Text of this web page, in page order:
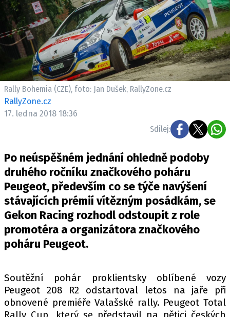
TECHNIKA
EKONOMIKA
ČESKÝ TRH
TUNING
PROFI
ELEKTRO
TESTY ELEKTROMOBILŮ
RALLY
OSTATNÍ
TISKOVKY
ROZHOVORY
MOTORSPORT
PIT LANE
Rally Bohemia (CZE), foto: Jan Dušek, RallyZone.cz
RallyZone.cz
17. ledna 2018 18:36
Sdílej:
Po neúspěšném jednání ohledně podoby
druhého ročníku značkového poháru
Peugeot, především co se týče navýšení
stávajících prémií vítězným posádkám, se
Gekon Racing rozhodl odstoupit z role
promotéra a organizátora značkového
poháru Peugeot.
Soutěžní pohár proklientsky oblíbené vozy
Peugeot 208 R2 odstartoval letos na jaře při
obnovené premiéře Valašské rally. Peugeot Total